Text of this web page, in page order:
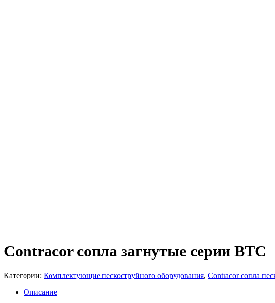
Contracor сопла загнутые серии BTC
Категории: Комплектующие пескоструйного оборудования, Contracor сопла
Описание